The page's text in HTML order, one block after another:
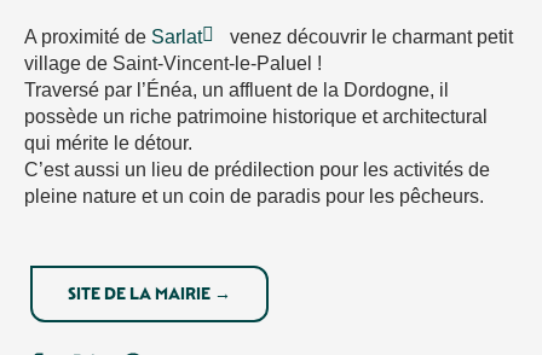
A proximité de Sarlat
venez découvrir le charmant petit
village de Saint-Vincent-le-Paluel !
Traversé par l’Énéa, un affluent de la Dordogne, il
possède un riche patrimoine historique et architectural
qui mérite le détour.
C’est aussi un lieu de prédilection pour les activités de
pleine nature et un coin de paradis pour les pêcheurs.
SITE DE LA MAIRIE →